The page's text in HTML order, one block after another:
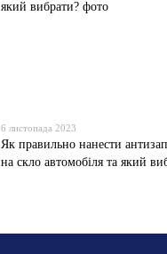
6 листопада 2023
Як правильно нанести
на скло автомобіля та який